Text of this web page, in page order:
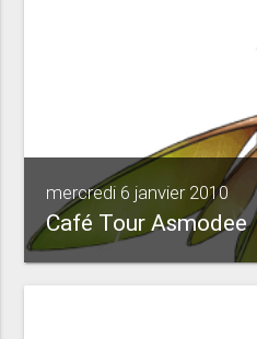
mercredi 6 janvier 2010
Café Tour Asmodee